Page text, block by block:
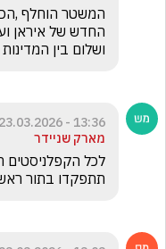
ושלום בין
13:36 - 23.03.2026
מארק שניידר
תתפקדו בתור